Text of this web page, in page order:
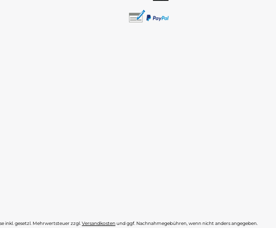
inkl. gesetzl. Mehrwertsteuer zzgl. Versandkostenund ggf. Nachnahmegebühren, wenn nicht anders angegeben.